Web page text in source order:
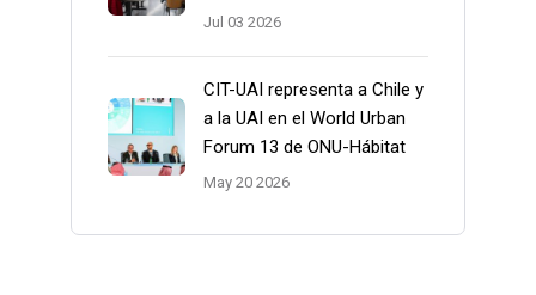
Jul 03 2026
CIT-UAI representa a Chile y
a la UAI en el World Urban
Forum 13 de ONU-Hábitat
May 20 2026